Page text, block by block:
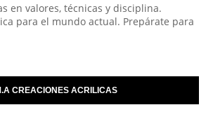
en valores, técnicas y disciplina.
para el mundo actual. Prepárate para
CREACIONES ACRILICAS